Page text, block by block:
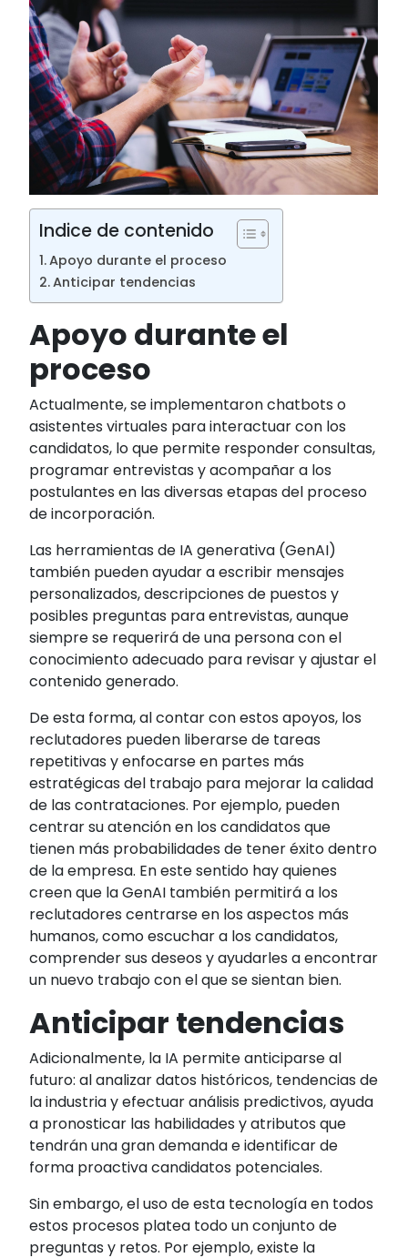
Indice de contenido
Apoyo durante el proceso
Anticipar tendencias
Apoyo durante el
proceso
Actualmente, se implementaron chatbots o
asistentes virtuales para interactuar con los
candidatos, lo que permite responder consultas,
programar entrevistas y acompañar a los
postulantes en las diversas etapas del proceso
de incorporación.
Las herramientas de IA generativa (GenAI)
también pueden ayudar a escribir mensajes
personalizados, descripciones de puestos y
posibles preguntas para entrevistas, aunque
siempre se requerirá de una persona con el
conocimiento adecuado para revisar y ajustar el
contenido generado.
De esta forma, al contar con estos apoyos, los
reclutadores pueden liberarse de tareas
repetitivas y enfocarse en partes más
estratégicas del trabajo para mejorar la calidad
de las contrataciones. Por ejemplo, pueden
centrar su atención en los candidatos que
tienen más probabilidades de tener éxito dentro
de la empresa. En este sentido hay quienes
creenque la GenAI también permitirá a los
reclutadores centrarse en los aspectos más
humanos, como escuchar a los candidatos,
comprender sus deseos y ayudarles a encontrar
un nuevo trabajo con el que se sientan bien.
Anticipar tendencias
Adicionalmente, la IA permite anticiparse al
futuro: al analizar datos históricos, tendencias de
la industria y efectuar análisis predictivos, ayuda
a pronosticar las habilidades y atributos que
tendrán una gran demanda e identificar de
forma proactiva candidatos potenciales.
Sin embargo, el uso de esta tecnología en todos
estos procesos platea todo un conjunto de
preguntas y retos. Por ejemplo, existe la